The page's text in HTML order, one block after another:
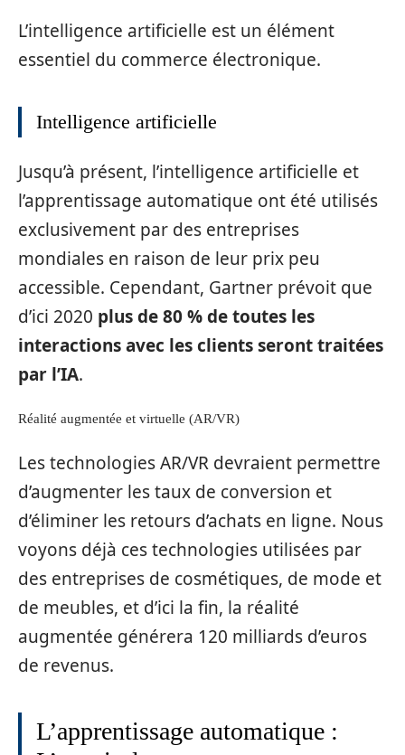
L’intelligence artificielle est un élément
essentiel du commerce électronique.
Intelligence artificielle
Jusqu’à présent, l’intelligence artificielle et
l’apprentissage automatique ont été utilisés
exclusivement par des entreprises
mondiales en raison de leur prix peu
accessible. Cependant, Gartner prévoit que
d’ici 2020 plus de 80 % de toutes les
interactions avec les clients seront traitées
par l’IA.
Réalité augmentée et virtuelle (AR/VR)
Les technologies AR/VR devraient permettre
d’augmenter les taux de conversion et
d’éliminer les retours d’achats en ligne. Nous
voyons déjà ces technologies utilisées par
des entreprises de cosmétiques, de mode et
de meubles, et d’ici la fin, la réalité
augmentée générera 120 milliards d’euros
de revenus.
L’apprentissage automatique :